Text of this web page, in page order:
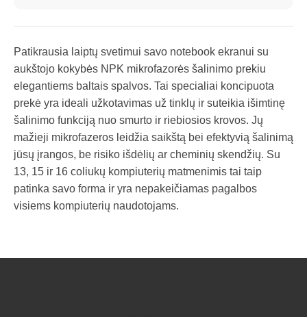
Patikrausia laiptų svetimui savo notebook ekranui su
aukštojo kokybės NPK mikrofazorės šalinimo prekiu
elegantiems baltais spalvos. Tai specialiai koncipuota
prekė yra ideali užkotavimas už tinklų ir suteikia išimtinę
šalinimo funkciją nuo smurto ir riebiosios krovos. Jų
mažieji mikrofazeros leidžia saikštą bei efektyvią šalinimą
jūsų įrangos, be risiko išdėlių ar cheminių skendžių. Su
13, 15 ir 16 coliukų kompiuterių matmenimis tai taip
patinka savo forma ir yra nepakeičiamas pagalbos
visiems kompiuterių naudotojams.